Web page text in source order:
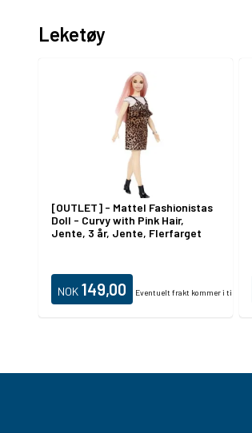
Leketøy
[OUTLET] - Mattel Fashionistas
Doll - Curvy with Pink Hair,
Jente, 3 år, Jente, Flerfarget
NOK 149,00 Eventuelt frakt kommer i tillegg.